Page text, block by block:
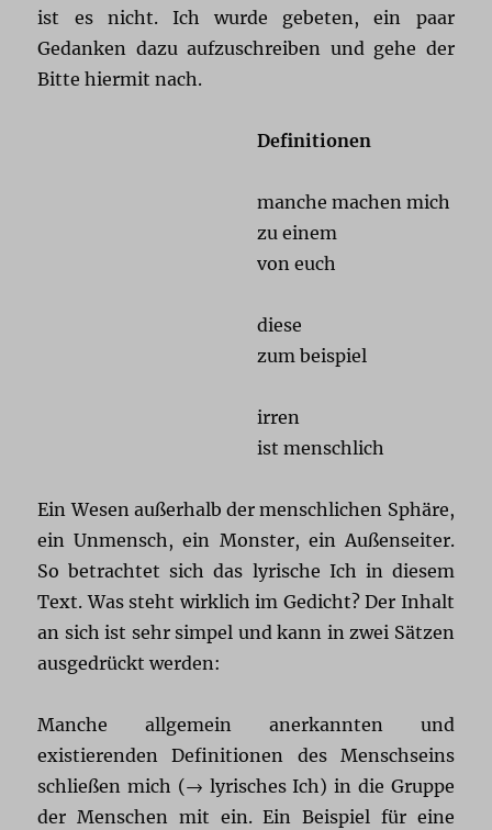
ist es nicht. Ich wurde gebeten, ein paar
Gedanken dazu aufzuschreiben und gehe der
Bitte hiermit nach.
Definitionen
manche machen mich
zu einem
von euch
diese
zum beispiel
irren
ist menschlich
Ein Wesen außerhalb der menschlichen Sphäre,
ein Unmensch, ein Monster, ein Außenseiter.
So betrachtet sich das lyrische Ich in diesem
Text. Was steht wirklich im Gedicht? Der Inhalt
an sich ist sehr simpel und kann in zwei Sätzen
ausgedrückt werden:
Manche allgemein anerkannten und
existierenden Definitionen des Menschseins
schließen mich (→ lyrisches Ich) in die Gruppe
der Menschen mit ein. Ein Beispiel für eine